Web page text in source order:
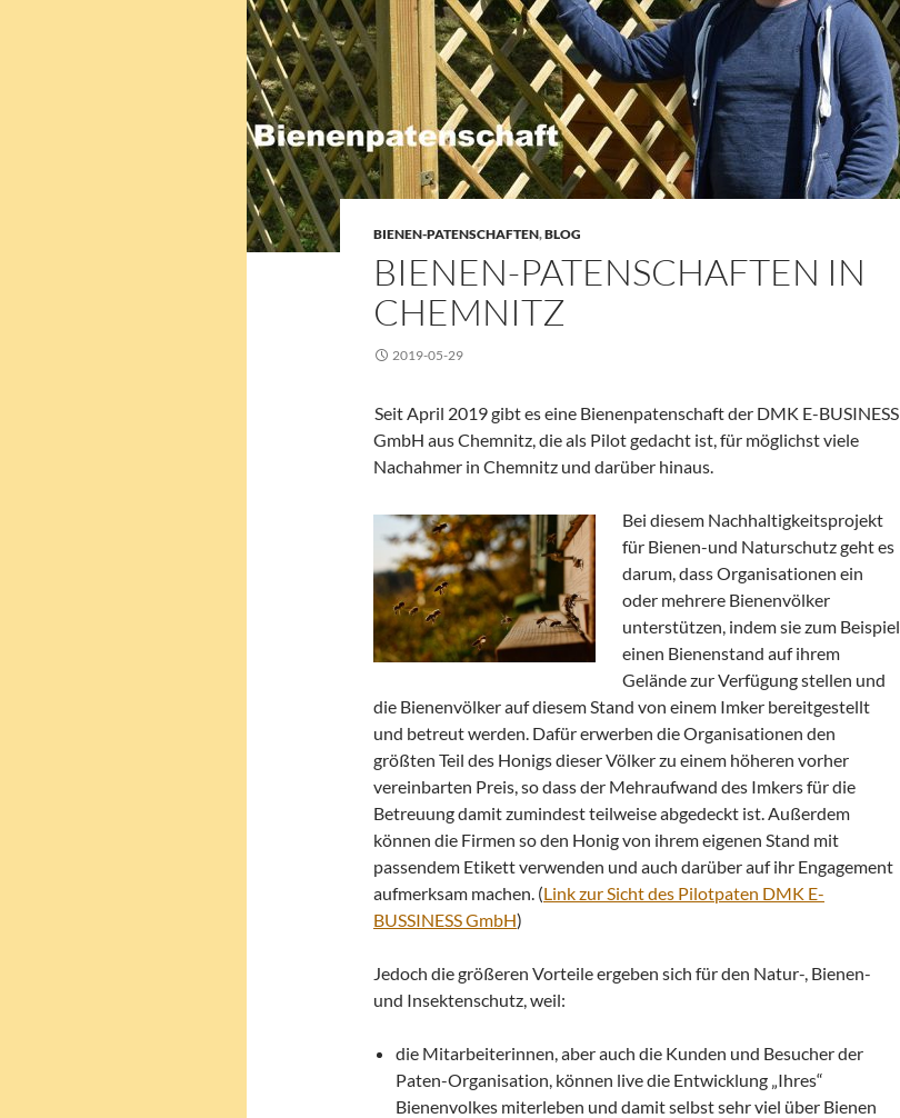
BIENEN-PATENSCHAFTEN,BLOG
BIENEN-PATENSCHAFTEN IN
CHEMNITZ
2019-05-29
Seit April 2019 gibt es eine Bienenpatenschaft der DMK E-BUSINESS
GmbH aus Chemnitz, die als Pilot gedacht ist, für möglichst viele
Nachahmer in Chemnitz und darüber hinaus.
Bei diesem Nachhaltigkeitsprojekt
für Bienen-und Naturschutz geht es
darum, dass Organisationen ein
oder mehrere Bienenvölker
unterstützen, indem sie zum Beispiel
einen Bienenstand auf ihrem
Gelände zur Verfügung stellen und
die Bienenvölker auf diesem Stand von einem Imker bereitgestellt
und betreut werden. Dafür erwerben die Organisationen den
größten Teil des Honigs dieser Völker zu einem höheren vorher
vereinbarten Preis, so dass der Mehraufwand des Imkers für die
Betreuung damit zumindest teilweise abgedeckt ist. Außerdem
können die Firmen so den Honig von ihrem eigenen Stand mit
passendem Etikett verwenden und auch darüber auf ihr Engagement
aufmerksam machen. (Link zur Sicht des Pilotpaten DMK E-
BUSSINESS GmbH)
Jedoch die größeren Vorteile ergeben sich für den Natur-, Bienen-
und Insektenschutz, weil:
die Mitarbeiterinnen, aber auch die Kunden und Besucher der
Paten-Organisation, können live die Entwicklung „Ihres“
Bienenvolkes miterleben und damit selbst sehr viel über Bienen